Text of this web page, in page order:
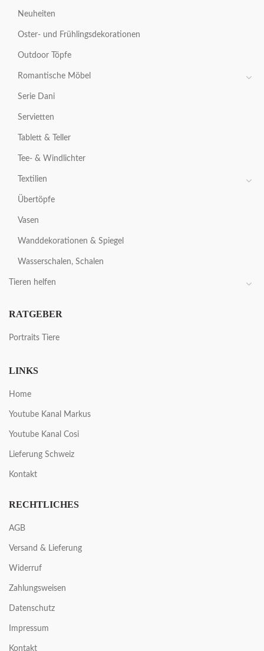
Neuheiten
Oster- und Frühlingsdekorationen
Outdoor Töpfe
Romantische Möbel
Serie Dani
Servietten
Tablett & Teller
Tee- & Windlichter
Textilien
Übertöpfe
Vasen
Wanddekorationen & Spiegel
Wasserschalen, Schalen
Tieren helfen
RATGEBER
Portraits Tiere
LINKS
Home
Youtube Kanal Markus
Youtube Kanal Cosi
Lieferung Schweiz
Kontakt
RECHTLICHES
AGB
Versand & Lieferung
Widerruf
Zahlungsweisen
Datenschutz
Impressum
Kontakt